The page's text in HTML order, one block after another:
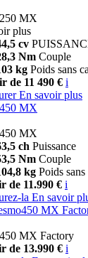
MX
plus
cv
Nm Couple
kg Poids sans
de 11 490 € i
En savoir plus
MX
MX
ch Puissance
Nm Couple
kg Poids
de 11.990 € i
la En savoir
MX
MX Factory
de 13.990 € i